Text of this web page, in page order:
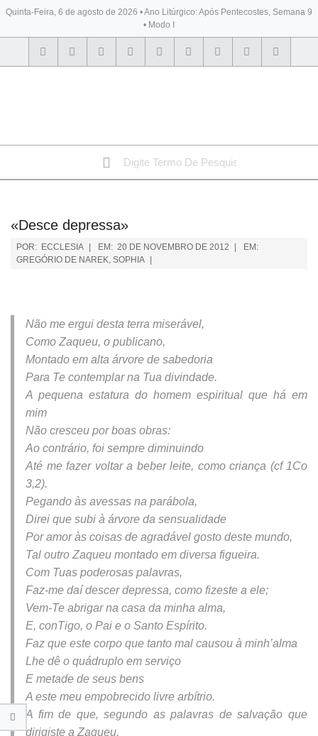
Quinta-Feira, 6 de agosto de 2026 • Ano Litúrgico: Após Pentecostes, Semana 9
• Modo I
BYBLOS
«Desce depressa»
POR: ECCLESIA EM: 20 DE NOVEMBRO DE 2012
EM:
GREGÓRIO DE NAREK, SOPHIA
Não me ergui desta terra miserável,
Como Zaqueu, o publicano,
Montado em alta árvore de sabedoria
Para Te contemplar na Tua divindade.
A pequena estatura do homem espiritual que há em
mim
Não cresceu por boas obras:
Ao contrário, foi sempre diminuindo
Até me fazer voltar a beber leite, como criança (cf 1Co
3,2).
Pegando às avessas na parábola,
Direi que subi à árvore da sensualidade
Por amor às coisas de agradável gosto deste mundo,
Tal outro Zaqueu montado em diversa figueira.
Com Tuas poderosas palavras,
Faz-me daí descer depressa, como fizeste a ele;
Vem-Te abrigar na casa da minha alma,
E, conTigo, o Pai e o Santo Espírito.
Faz que este corpo que tanto mal causou à minh’alma
Lhe dê o quádruplo em serviço
E metade de seus bens
A este meu empobrecido livre arbítrio.
A fim de que, segundo as palavras de salvação que
dirigiste a Zaqueu,